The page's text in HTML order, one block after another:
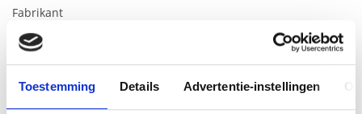
Toestemming Details Advertentie-instellingen
Fabrikant
Productnummer
S30852-H3209-R101
EAN code